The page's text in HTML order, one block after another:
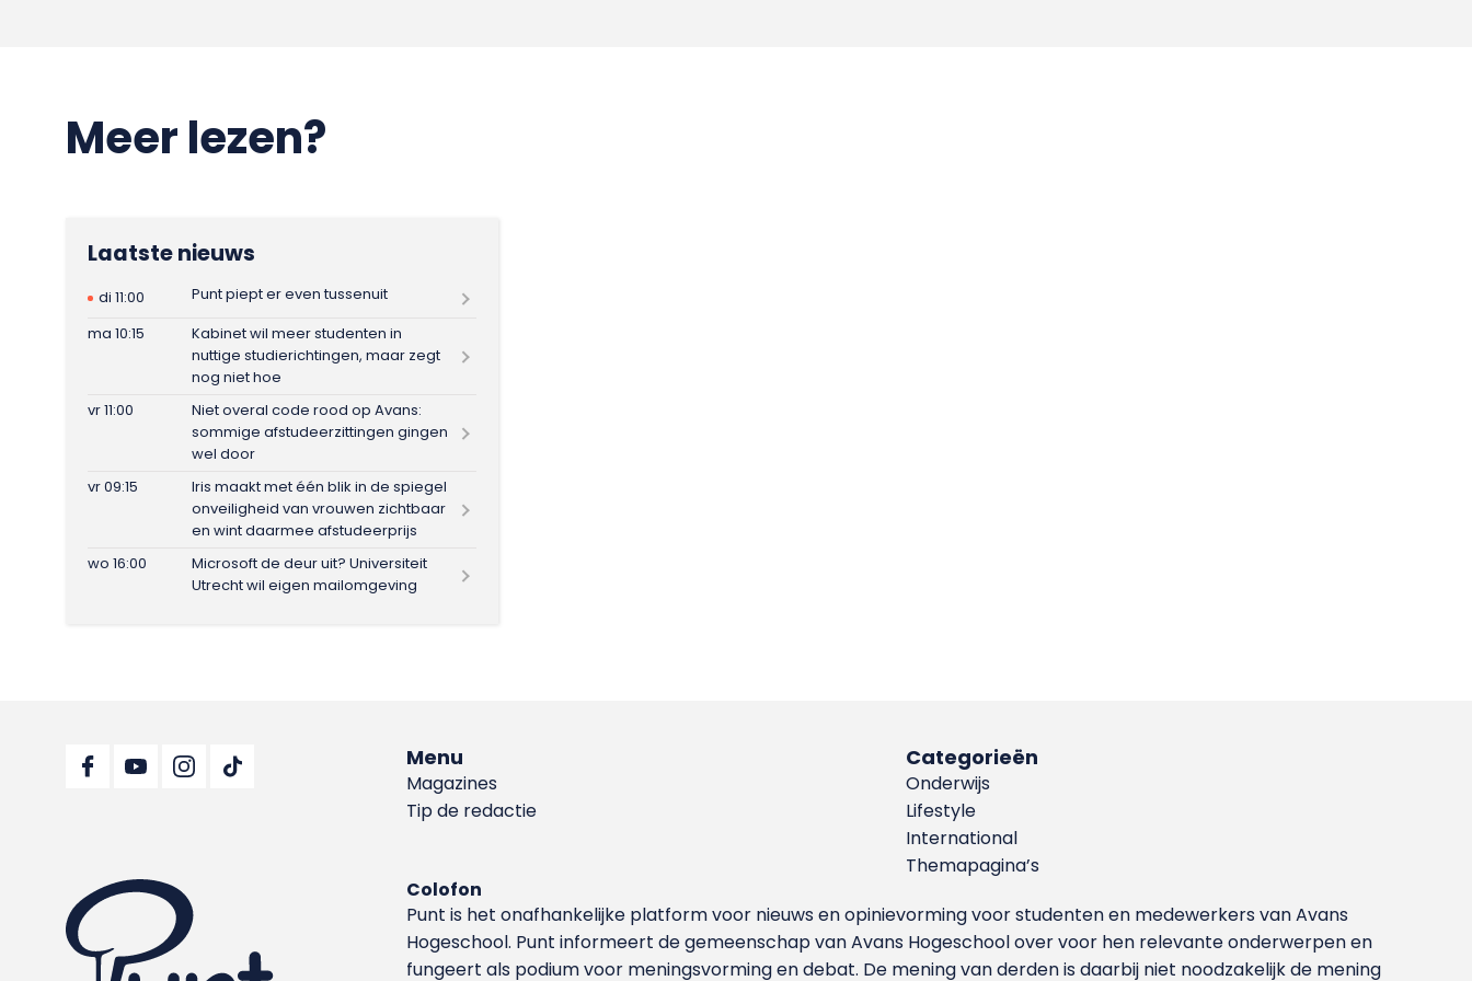
Meer lezen?
Laatste nieuws
di 11:00
Punt piept er even tussenuit
ma 10:15
Kabinet wil meer studenten in
nuttige studierichtingen, maar zegt
nog niet hoe
vr 11:00
Niet overal code rood op Avans:
sommige afstudeerzittingen gingen
wel door
vr 09:15
Iris maakt met één blik in de spiegel
onveiligheid van vrouwen zichtbaar
en wint daarmee afstudeerprijs
wo 16:00
Microsoft de deur uit? Universiteit
Utrecht wil eigen mailomgeving
Menu
Magazines
Tip de redactie
Categorieën
Onderwijs
Lifestyle
International
Themapagina’s
Colofon
Punt is het onafhankelijke platform voor nieuws en opinievorming voor studenten en medewerkers van Avans
Hoge­school. Punt informeert de gemeenschap van Avans Hogeschool over voor hen relevante onderwerpen en
fungeert als podium voor meningsvorming en debat. De mening van derden is daarbij niet noodzakelijk de mening